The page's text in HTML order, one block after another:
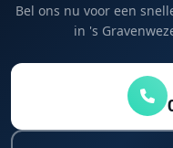
Bel ons nu voor een
in 's